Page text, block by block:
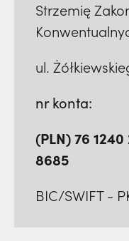
Strzemię
ul.
nr konta:
(PLN) 76 1240
8685
BIC/SWIFT -